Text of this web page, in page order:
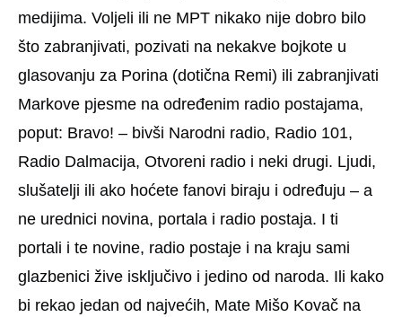
medijima. Voljeli ili ne MPT nikako nije dobro bilo
što zabranjivati, pozivati na nekakve bojkote u
glasovanju za Porina (dotična Remi) ili zabranjivati
Markove pjesme na određenim radio postajama,
poput: Bravo! – bivši Narodni radio, Radio 101,
Radio Dalmacija, Otvoreni radio i neki drugi. Ljudi,
slušatelji ili ako hoćete fanovi biraju i određuju – a
ne urednici novina, portala i radio postaja. I ti
portali i te novine, radio postaje i na kraju sami
glazbenici žive isključivo i jedino od naroda. Ili kako
bi rekao jedan od najvećih, Mate Mišo Kovač na